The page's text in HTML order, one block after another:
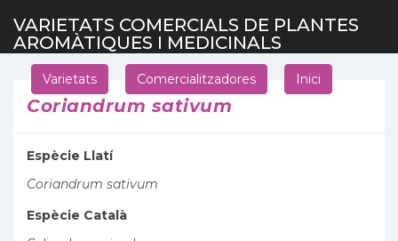
VARIETATS COMERCIALS DE PLANTES
AROMÀTIQUES I MEDICINALS
Varietats Comercialitzadores Inici
Coriandrum sativum
Espècie Llatí
Coriandrum sativum
Espècie Català